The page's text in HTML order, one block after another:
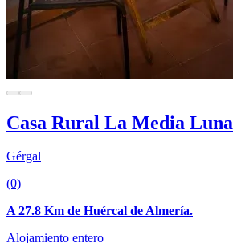
Casa Rural La Media Luna
Gérgal
(0)
A 27.8 Km de Huércal de Almería.
Alojamiento entero